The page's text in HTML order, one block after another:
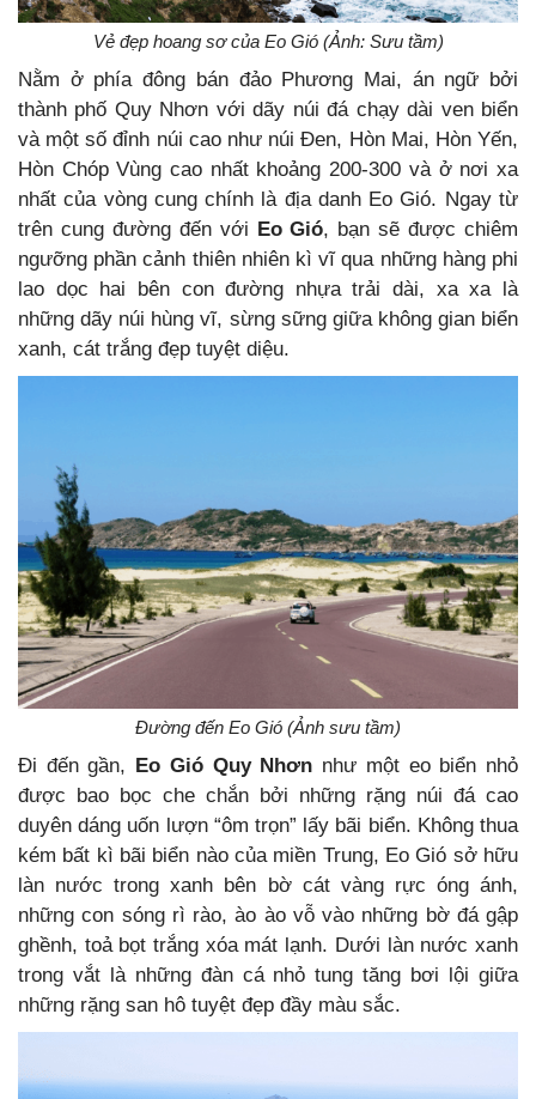
Vẻ đẹp hoang sơ của Eo Gió (Ảnh: Sưu tầm)
Nằm ở phía đông bán đảo Phương Mai, án ngữ bởi
thành phố Quy Nhơn với dãy núi đá chạy dài ven biển
và một số đỉnh núi cao như núi Đen, Hòn Mai, Hòn Yến,
Hòn Chóp Vùng cao nhất khoảng 200-300 và ở nơi xa
nhất của vòng cung chính là địa danh Eo Gió. Ngay từ
trên cung đường đến với Eo Gió, bạn sẽ được chiêm
ngưỡng phần cảnh thiên nhiên kì vĩ qua những hàng phi
lao dọc hai bên con đường nhựa trải dài, xa xa là
những dãy núi hùng vĩ, sừng sững giữa không gian biển
xanh, cát trắng đẹp tuyệt diệu.
Đường đến Eo Gió (Ảnh sưu tầm)
Đi đến gần, Eo Gió Quy Nhơn như một eo biển nhỏ
được bao bọc che chắn bởi những rặng núi đá cao
duyên dáng uốn lượn “ôm trọn” lấy bãi biển. Không thua
kém bất kì bãi biển nào của miền Trung, Eo Gió sở hữu
làn nước trong xanh bên bờ cát vàng rực óng ánh,
những con sóng rì rào, ào ào vỗ vào những bờ đá gập
ghềnh, toả bọt trắng xóa mát lạnh. Dưới làn nước xanh
trong vắt là những đàn cá nhỏ tung tăng bơi lội giữa
những rặng san hô tuyệt đẹp đầy màu sắc.